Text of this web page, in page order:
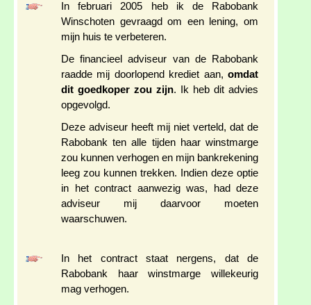
In februari 2005 heb ik de Rabobank
Winschoten gevraagd om een lening, om
mijn huis te verbeteren.
De financieel adviseur van de Rabobank
raadde mij doorlopend krediet aan, omdat
dit goedkoper zou zijn. Ik heb dit advies
opgevolgd.
Deze adviseur heeft mij niet verteld, dat de
Rabobank ten alle tijden haar winstmarge
zou kunnen verhogen en mijn bankrekening
leeg zou kunnen trekken. Indien deze optie
in het contract aanwezig was, had deze
adviseur mij daarvoor moeten
waarschuwen.
In het contract staat nergens, dat de
Rabobank haar winstmarge willekeurig
mag verhogen.